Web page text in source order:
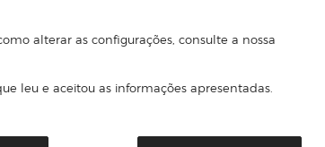
alterar as configurações, consulte a nossa
leu e aceitou as informações apresentadas.